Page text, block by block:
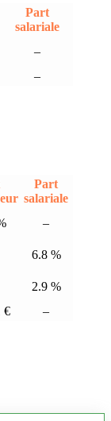
Part
salariale
–
–
Part
salariale
–
6.8 %
2.9 %
€ –